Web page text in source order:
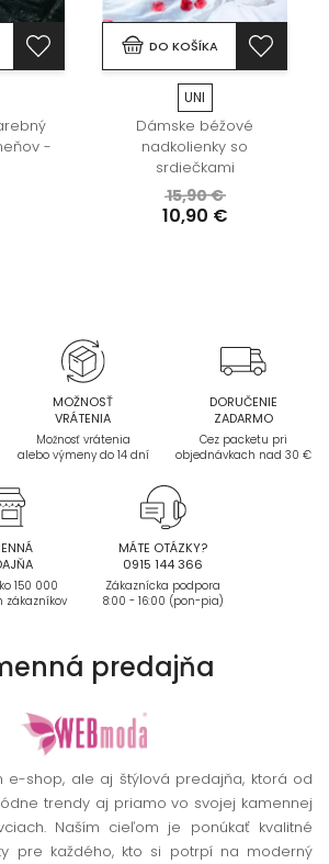
-
DO KOŠÍKA
UNI
Dámske béžové
nadkolienky so
srdiečkami
15,90 €
10,90 €
MOŽNOSŤ
VRÁTENIA
Možnosť vrátenia
alebo výmeny do 14 dní
DORUČENIE
ZADARMO
Cez packetu pri
objednávkach nad 30 €
150 000
zákazníkov
MÁTE OTÁZKY?
0915 144 366
Zákaznícka podpora
8:00 - 16:00 (pon-pia)
predajňa
e-shop, ale aj štýlová predajňa, ktorá od
trendy aj priamo vo svojej kamennej
Naším cieľom je ponúkať kvalitné
pre každého, kto si potrpí na moderný